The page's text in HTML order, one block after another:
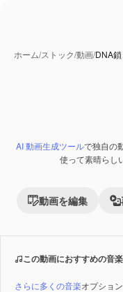
ホーム/ストック/動画/DNA
PremiumAI 生成コンテ
AI 動画生成ツールで独自の
使って素晴らし
動画を編集
この動画におすすめの音楽
さらに多くの音楽オプショ